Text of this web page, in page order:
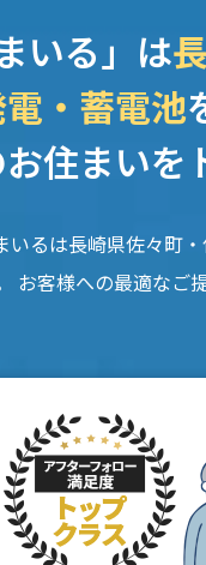
ったのですごく助かり
りがとうございました
取引
出てみると太陽光パネ
思っていた時期だっ
て頂きました。
との併用で災害時の
頼出来る販売店様だと
、長期間の使用状況
無く安心して行える
いる」は
・蓄電池
住まいを
いるは長崎県佐々町
お客様への最適なご